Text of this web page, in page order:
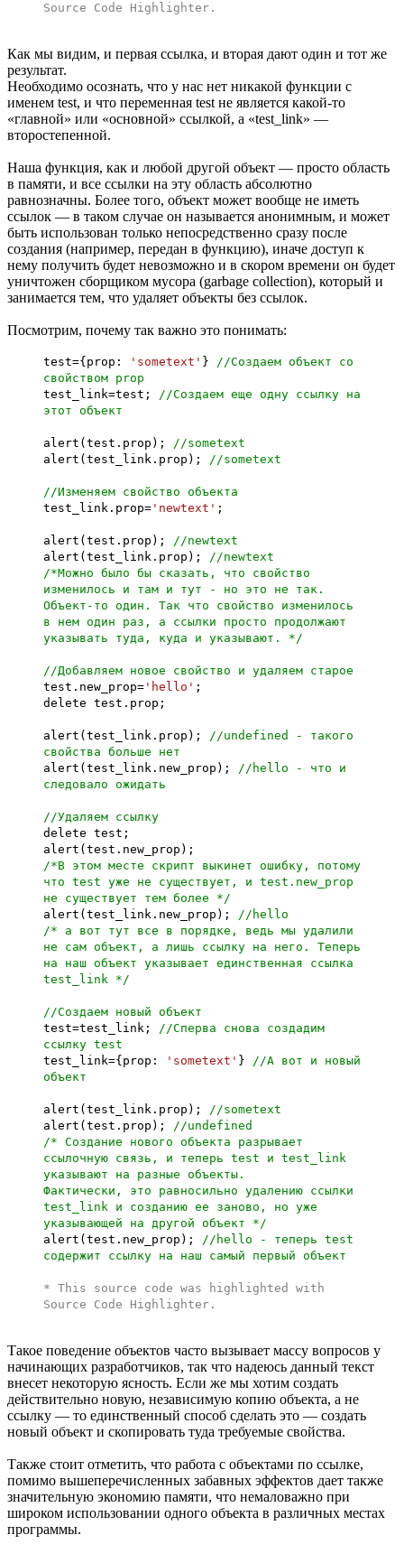
Source Code Highlighter .
Как мы видим, и первая ссылка, и вторая дают один и тот же
результат.
Необходимо осознать, что у нас нет никакой функции с
именем test, и что переменная test не является какой-то
«главной» или «основной» ссылкой, а «test_link» —
второстепенной.
Наша функция, как и любой другой объект — просто область
в памяти, и все ссылки на эту область абсолютно
равнозначны. Более того, объект может вообще не иметь
ссылок — в таком случае он называется анонимным, и может
быть использован только непосредственно сразу после
создания (например, передан в функцию), иначе доступ к
нему получить будет невозможно и в скором времени он будет
уничтожен сборщиком мусора (garbage collection), который и
занимается тем, что удаляет объекты без ссылок.
Посмотрим, почему так важно это понимать:
test={prop: 'sometext' } //Создаем объект со
свойством prop
test_link=test; //Создаем еще одну ссылку на
этот объект
alert(test.prop); //sometext
alert(test_link.prop); //sometext
//Изменяем свойство объекта
test_link.prop= 'newtext' ;
alert(test.prop); //newtext
alert(test_link.prop); //newtext
/*Можно было бы сказать, что свойство
изменилось и там и тут - но это не так.
Объект-то один. Так что свойство изменилось
в нем один раз, а ссылки просто продолжают
указывать туда, куда и указывают. */
//Добавляем новое свойство и удаляем старое
test.new_prop= 'hello' ;
delete test.prop;
alert(test_link.prop); //undefined - такого
свойства больше нет
alert(test_link.new_prop); //hello - что и
следовало ожидать
//Удаляем ссылку
delete test;
alert(test.new_prop);
/*В этом месте скрипт выкинет ошибку, потому
что test уже не существует, и test.new_prop
не существует тем более */
alert(test_link.new_prop); //hello
/* а вот тут все в порядке, ведь мы удалили
не сам объект, а лишь ссылку на него. Теперь
на наш объект указывает единственная ссылка
test_link */
//Создаем новый объект
test=test_link; //Сперва снова создадим
ссылку test
test_link={prop:
'sometext' } //А вот и новый
объект
alert(test_link.prop); //sometext
alert(test.prop); //undefined
/* Cоздание нового объекта разрывает
ссылочную связь, и теперь test и test_link
указывают на разные объекты.
Фактически, это равносильно удалению ссылки
test_link и созданию ее заново, но уже
указывающей на другой объект */
alert(test.new_prop); //hello - теперь test
содержит ссылку на наш самый первый объект
* This source code was highlighted with
Source Code Highlighter .
Такое поведение объектов часто вызывает массу вопросов у
начинающих разработчиков, так что надеюсь данный текст
внесет некоторую ясность. Если же мы хотим создать
действительно новую, независимую копию объекта, а не
ссылку — то единственный способ сделать это — создать
новый объект и скопировать туда требуемые свойства.
Также стоит отметить, что работа с объектами по ссылке,
помимо вышеперечисленных забавных эффектов дает также
значительную экономию памяти, что немаловажно при
широком использовании одного объекта в различных местах
программы.